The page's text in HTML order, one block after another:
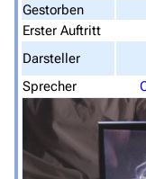
Gestorben
Erster Auftritt
Darsteller
Sprecher